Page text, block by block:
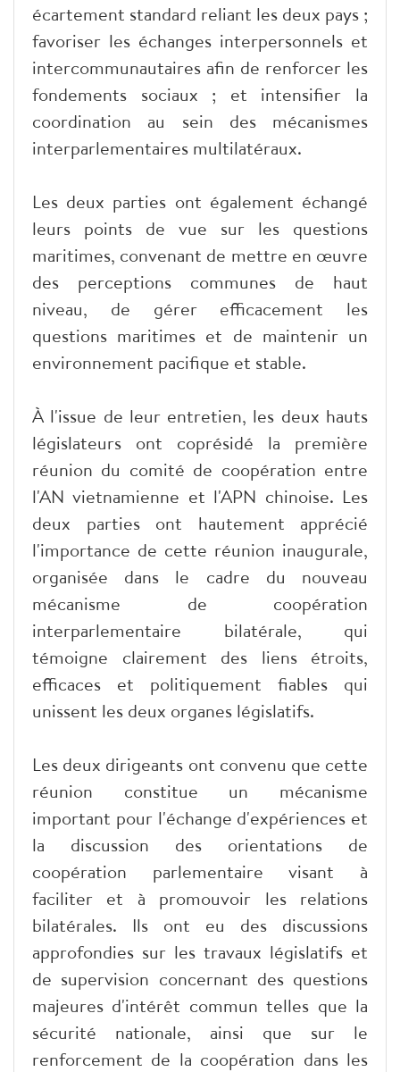
écartement standard reliant les deux pays ;
favoriser les échanges interpersonnels et
intercommunautaires afin de renforcer les
fondements sociaux ; et intensifier la
coordination au sein des mécanismes
interparlementaires multilatéraux.
Les deux parties ont également échangé
leurs points de vue sur les questions
maritimes, convenant de mettre en œuvre
des perceptions communes de haut
niveau, de gérer efficacement les
questions maritimes et de maintenir un
environnement pacifique et stable.
À l'issue de leur entretien, les deux hauts
législateurs ont coprésidé la première
réunion du comité de coopération entre
l'AN vietnamienne et l'APN chinoise. Les
deux parties ont hautement apprécié
l'importance de cette réunion inaugurale,
organisée dans le cadre du nouveau
mécanisme de coopération
interparlementaire bilatérale, qui
témoigne clairement des liens étroits,
efficaces et politiquement fiables qui
unissent les deux organes législatifs.
Les deux dirigeants ont convenu que cette
réunion constitue un mécanisme
important pour l'échange d'expériences et
la discussion des orientations de
coopération parlementaire visant à
faciliter et à promouvoir les relations
bilatérales. Ils ont eu des discussions
approfondies sur les travaux législatifs et
de supervision concernant des questions
majeures d'intérêt commun telles que la
sécurité nationale, ainsi que sur le
renforcement de la coopération dans les